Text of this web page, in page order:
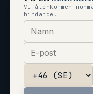
Vi återkommer
bindande.